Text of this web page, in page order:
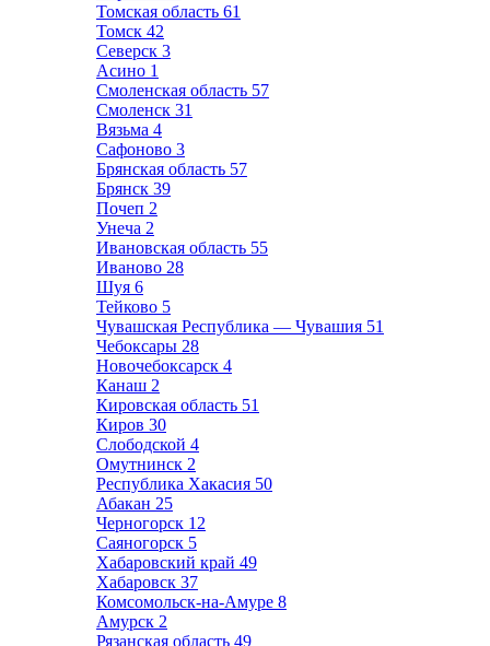
Томская область 61
Томск 42
Северск 3
Асино 1
Смоленская область 57
Смоленск 31
Вязьма 4
Сафоново 3
Брянская область 57
Брянск 39
Почеп 2
Унеча 2
Ивановская область 55
Иваново 28
Шуя 6
Тейково 5
Чувашская Республика — Чувашия 51
Чебоксары 28
Новочебоксарск 4
Канаш 2
Кировская область 51
Киров 30
Слободской 4
Омутнинск 2
Республика Хакасия 50
Абакан 25
Черногорск 12
Саяногорск 5
Хабаровский край 49
Хабаровск 37
Комсомольск-на-Амуре 8
Амурск 2
Рязанская область 49